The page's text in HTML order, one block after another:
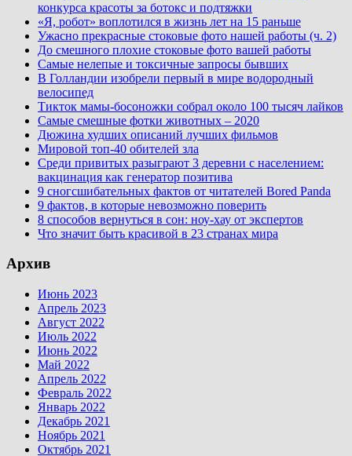
конкурса красоты за ботокс и подтяжки
«Я, робот» воплотился в жизнь лет на 15 раньше
Ужасно прекрасные стоковые фото нашей работы (ч. 2)
До смешного плохие стоковые фото вашей работы
Самые нелепые и токсичные запросы бывших
В Голландии изобрели первый в мире водородный
велосипед
Тикток мамы-босоножки собрал около 100 тысяч лайков
Самые смешные фотки животных – 2020
Дюжина худших описаний лучших фильмов
Мировой топ-40 обителей зла
Среди привитых разыграют 3 деревни с населением:
вакцинация как генератор позитива
9 сногсшибательных фактов от читателей Bored Panda
9 фактов, в которые невозможно поверить
8 способов вернуться в сон: ноу-хау от экспертов
Что значит быть красивой в 23 странах мира
Архив
Июнь 2023
Апрель 2023
Август 2022
Июль 2022
Июнь 2022
Май 2022
Апрель 2022
Февраль 2022
Январь 2022
Декабрь 2021
Ноябрь 2021
Октябрь 2021